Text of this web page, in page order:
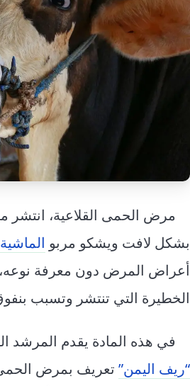
قضايا
معيشة
قصة
انفوجرافيك
قصص رقمية
مرض الحمى القلاعية، انتشر
بشكل لافت ويشكو مربو الماشية
أعراض المرض دون معرفة
الخطيرة التي تنتشر وتسبب
في هذه المادة يقدم المرشد
“ريف اليمن” تعريف بمرض الحمى